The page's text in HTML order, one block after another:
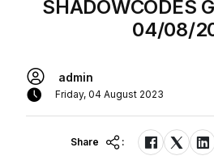
SHADOWCODES
04/08/
admin
Friday, 04 August 2023
Share :